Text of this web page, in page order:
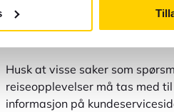
Til kundeservice
Husk at visse saker som
reiseopplevelser må tas med
informasjon på